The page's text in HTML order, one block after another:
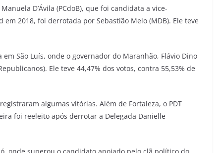
D’Ávila (PCdoB), que foi candidata a vice-
2018, foi derrotada por Sebastião Melo (MDB). Ele teve
São Luís, onde o governador do Maranhão, Flávio Dino
Ele teve 44,47% dos votos, contra 55,53% de
algumas vitórias. Além de Fortaleza, o PDT
foi reeleito após derrotar a Delegada Danielle